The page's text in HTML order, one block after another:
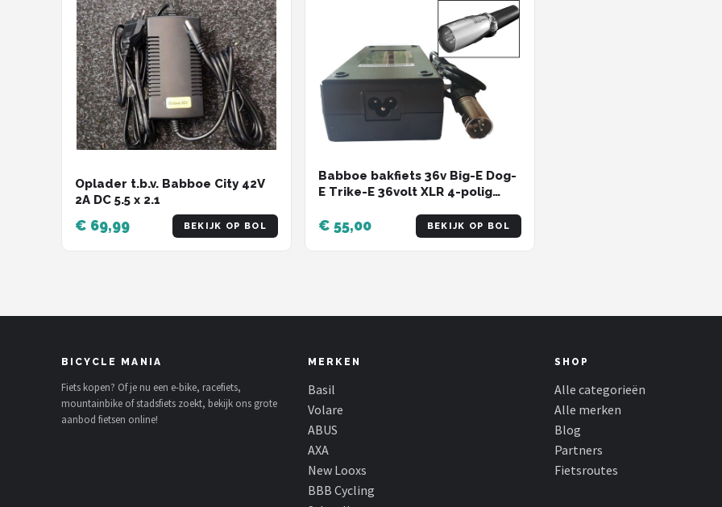
Oplader t.b.v. Babboe City 42V
2A DC 5.5 x 2.1
€ 69,99 BEKIJK OP BOL
Babboe bakfiets 36v Big-E Dog-
E Trike-E 36volt XLR 4-polig
€ 55,00 BEKIJK OP BOL
BICYCLE MANIA
Fiets kopen? Of je nu een e-bike, racefiets,
mountainbike of stadsfiets zoekt, bekijk ons grote
aanbod fietsen online!
MERKEN
Basil
Volare
ABUS
AXA
New Looxs
BBB Cycling
SHOP
Alle categorieën
Alle merken
Blog
Partners
Fietsroutes